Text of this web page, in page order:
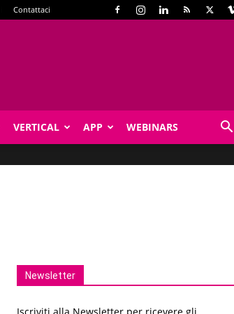
Contattaci
VERTICAL APP WEBINARS
Newsletter